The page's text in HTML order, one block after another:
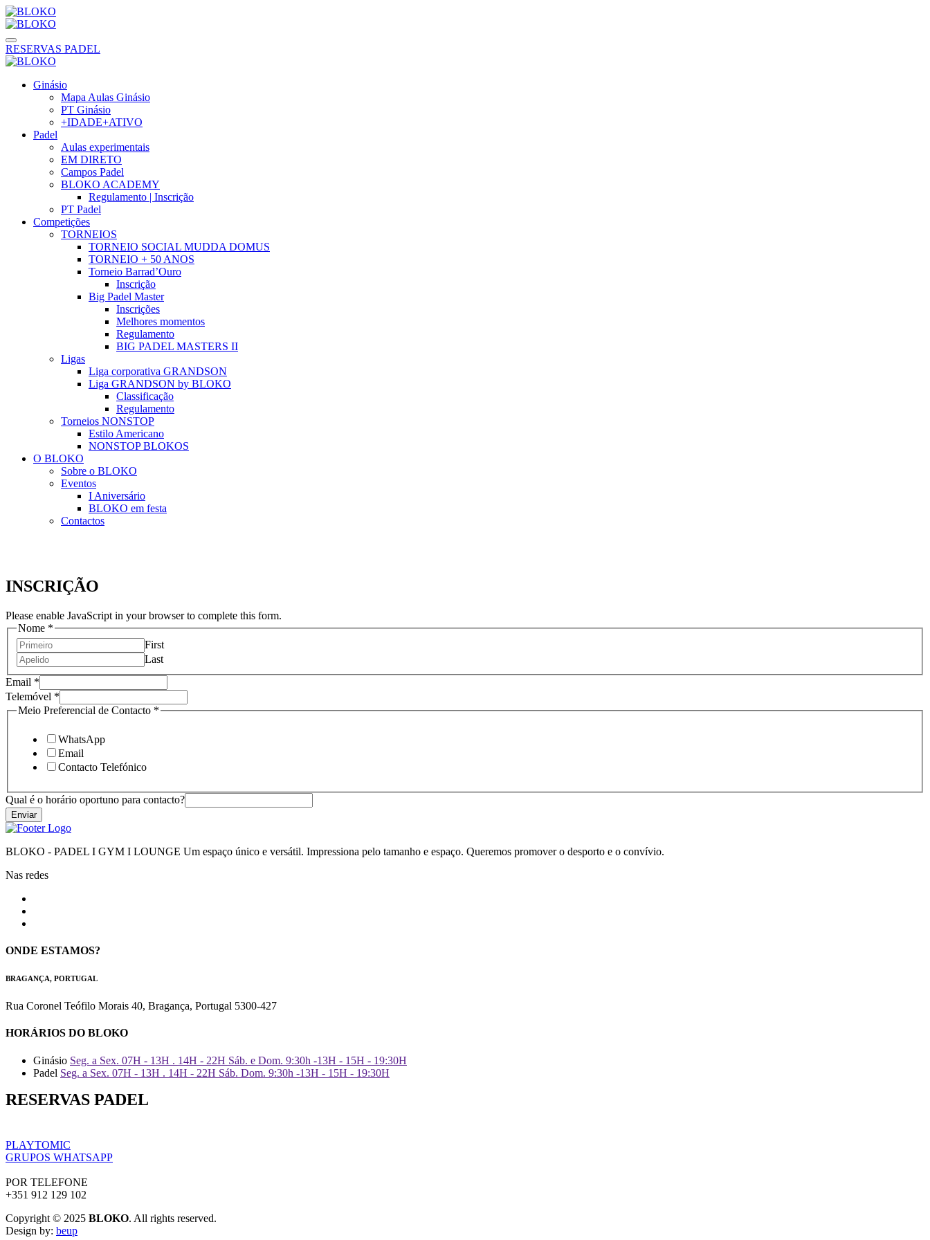
RESERVAS PADEL
Ginásio
Mapa Aulas Ginásio
PT Ginásio
+IDADE+ATIVO
Padel
Aulas experimentais
EM DIRETO
Campos Padel
BLOKO ACADEMY
Regulamento | Inscrição
PT Padel
Competições
TORNEIOS
TORNEIO SOCIAL MUDDA DOMUS
TORNEIO + 50 ANOS
Torneio Barrad’Ouro
Inscrição
Big Padel Master
Inscrições
Melhores momentos
Regulamento
BIG PADEL MASTERS II
Ligas
Liga corporativa GRANDSON
Liga GRANDSON by BLOKO
Classificação
Regulamento
Torneios NONSTOP
Estilo Americano
NONSTOP BLOKOS
O BLOKO
Sobre o BLOKO
Eventos
I Aniversário
BLOKO em festa
Contactos
INSCRIÇÃO
Please enable JavaScript in your browser to complete this form.
Nome *
First
Last
Meio
Contacto
contacto?
Email *
Telemóvel *
Meio Preferencial de Contacto *
WhatsApp
Email
Contacto Telefónico
Qual é o horário oportuno para contacto?
Enviar
BLOKO - PADEL I GYM I LOUNGE Um espaço único e versátil. Impressiona pelo tamanho e espaço. Queremos promover o desporto e o convívio.
Nas redes
ONDE ESTAMOS?
BRAGANÇA, PORTUGAL
Rua Coronel Teófilo Morais 40, Bragança, Portugal 5300-427
HORÁRIOS DO BLOKO
Ginásio Seg. a Sex. 07H - 13H . 14H - 22H Sáb. e Dom. 9:30h -13H - 15H - 19:30H
Padel Seg. a Sex. 07H - 13H . 14H - 22H Sáb. Dom. 9:30h -13H - 15H - 19:30H
RESERVAS PADEL
PLAYTOMIC
GRUPOS WHATSAPP
POR TELEFONE
+351 912 129 102
Copyright © 2025 BLOKO. All rights reserved.
Design by: beup